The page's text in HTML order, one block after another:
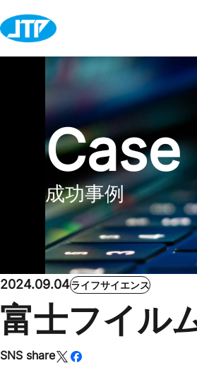
成功事例
2024.09.04ライフサイエンス
富士フイル
SNS share